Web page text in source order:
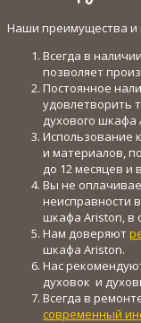
Наши преимущества и
Всегда в
позволяет
Постоянное
удовлетворить
духового шкафа
Использование
и материалов,
до 12 месяцев и
Вы не
неисправности
шкафа Ariston, в
Нам доверяют
шкафа Ariston.
Нас
духовок и
Всегда в
современный